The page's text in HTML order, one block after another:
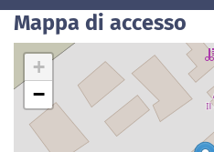
Mappa di accesso
+
−